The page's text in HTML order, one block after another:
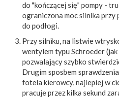
do "kończącej się" pompy -
ograniczona moc silnika przy
do podłogi.
Przy silniku, na listwie
wentylem typu Schroeder (jak
pozwalający szybko
Drugim sposbem
fotela kierowcy, najlepiej w
pracuje przez kilka sekund